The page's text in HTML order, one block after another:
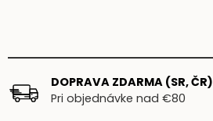
DOPRAVA ZDARMA (SR, ČR)
Pri objednávke nad €80